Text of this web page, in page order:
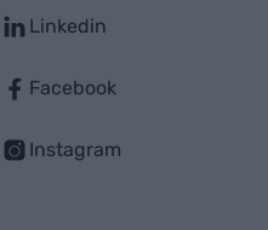
Linkedin
Facebook
Instagram